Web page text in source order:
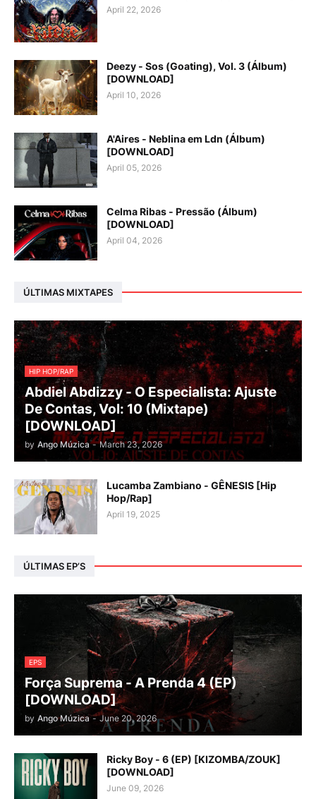
April 22, 2026
Deezy - Sos (Goating), Vol. 3 (Álbum)
[DOWNLOAD]
April 10, 2026
A'Aires - Neblina em Ldn (Álbum)
[DOWNLOAD]
April 05, 2026
Celma Ribas - Pressão (Álbum)
[DOWNLOAD]
April 04, 2026
ÚLTIMAS MIXTAPES
HIP HOP/RAP
Abdiel Abdizzy - O Especialista: Ajuste
De Contas, Vol: 10 (Mixtape)
[DOWNLOAD]
by Ango Múzica - March 23, 2026
Lucamba Zambiano - GÊNESIS [Hip
Hop/Rap]
April 19, 2025
ÚLTIMAS EP’S
EPS
Força Suprema - A Prenda 4 (EP)
[DOWNLOAD]
by Ango Múzica - June 20, 2026
Ricky Boy - 6 (EP) [KIZOMBA/ZOUK]
[DOWNLOAD]
June 09, 2026